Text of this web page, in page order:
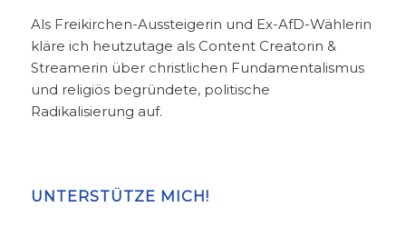
Als Freikirchen-Aussteigerin und Ex-AfD-Wählerin
kläre ich heutzutage als Content Creatorin &
Streamerin über christlichen Fundamentalismus
und religiös begründete, politische
Radikalisierung auf.
UNTERSTÜTZE MICH!